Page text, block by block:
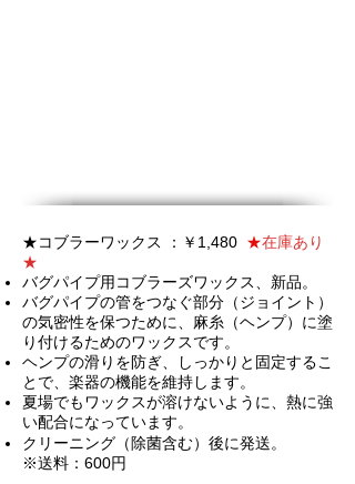
★コブラーワックス ：￥1,480 ★在庫あり
★
バグパイプ用コブラーズワックス、新品。
バグパイプの管をつなぐ部分（ジョイント）
の気密性を保つために、麻糸（ヘンプ）に塗
り付けるためのワックスです。
ヘンプの滑りを防ぎ、しっかりと固定するこ
とで、楽器の機能を維持します。
夏場でもワックスが溶けないように、熱に強
い配合になっています。
クリーニング（除菌含む）後に発送。
※送料：600円